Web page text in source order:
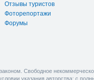
Отзывы туристов
Фоторепортажи
Форумы
Свободное
указания авторства: с